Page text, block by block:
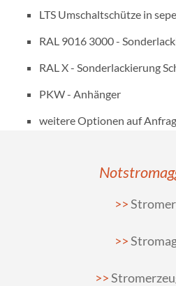
LTS Umschaltschütze in
RAL 9016 3000 -
RAL X - Sonderlackierung
PKW - Anhänger
weitere Optionen auf